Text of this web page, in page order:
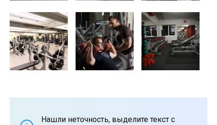
Нашли неточность, выделите текст с